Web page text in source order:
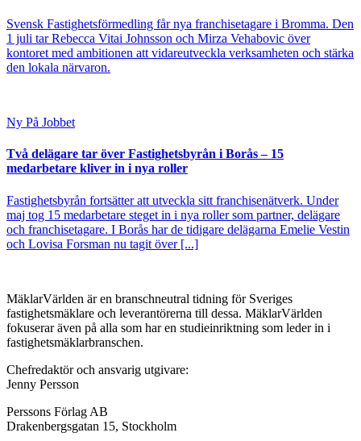
Svensk Fastighetsförmedling får nya franchisetagare i Bromma. Den
1 juli tar Rebecca Vitai Johnsson och Mirza Vehabovic över
kontoret med ambitionen att vidareutveckla verksamheten och stärka
den lokala närvaron.
Ny På Jobbet
Två delägare tar över Fastighetsbyrån i Borås – 15
medarbetare kliver in i nya roller
Fastighetsbyrån fortsätter att utveckla sitt franchisenätverk. Under
maj tog 15 medarbetare steget in i nya roller som partner, delägare
och franchisetagare. I Borås har de tidigare delägarna Emelie Vestin
och Lovisa Forsman nu tagit över [...]
MäklarVärlden är en branschneutral tidning för Sveriges
fastighetsmäklare och leverantörerna till dessa. MäklarVärlden
fokuserar även på alla som har en studieinriktning som leder in i
fastighetsmäklarbranschen.
Chefredaktör och ansvarig utgivare:
Jenny Persson
Perssons Förlag AB
Drakenbergsgatan 15, Stockholm